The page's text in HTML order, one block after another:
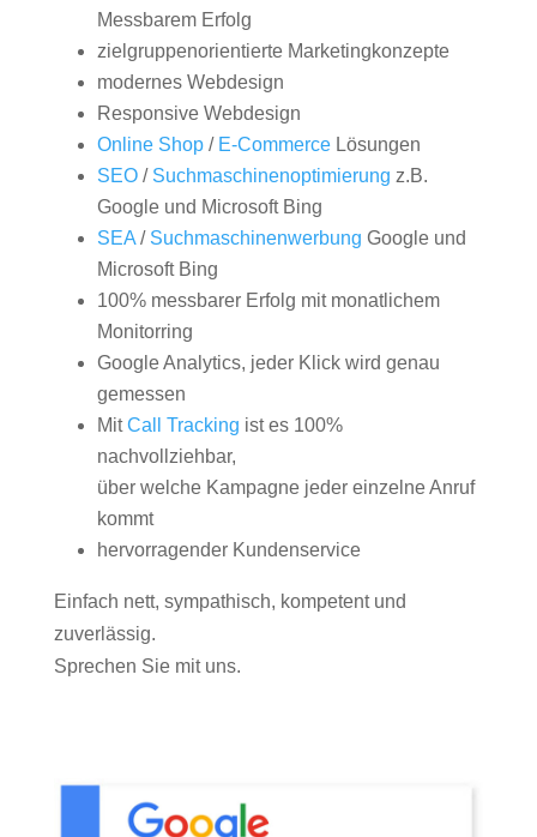
Messbarem Erfolg
zielgruppenorientierte Marketingkonzepte
modernes Webdesign
Responsive Webdesign
Online Shop/ E-CommerceLösungen
SEO/ Suchmaschinenoptimierung z.B.
Google und Microsoft Bing
SEA/ Suchmaschinenwerbung Google und
Microsoft Bing
100% messbarer Erfolg mit monatlichem
Monitorring
Google Analytics, jeder Klick wird genau
gemessen
MitCall Tracking ist es 100%
nachvollziehbar,
über welche Kampagne jeder einzelne Anruf
kommt
hervorragender Kundenservice
Einfach nett, sympathisch, kompetent und
zuverlässig.
Sprechen Sie mit uns.